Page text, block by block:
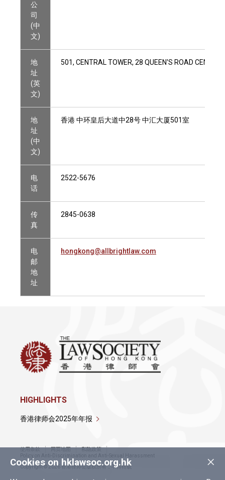
公
司
(中
文)
地
址
(英
文)
501, CENTRAL TOWER, 28 QUEEN'S ROAD
地
址
(中
文)
香港 中环皇后大道中28号 中汇大厦501室
电
话
2522-5676
传
真
2845-0638
电
邮
地
址
hongkong@allbrightlaw.com
×
Cookies on hklawsoc.org.hk
HIGHLIGHTS
香港律师会2025年年报
使用条款 网页地图
私隐政策
Policy on Anti-Discrimination and Anti-Sexual Harassment
Copyright © 2026 香港律师会版权所有，不得转载